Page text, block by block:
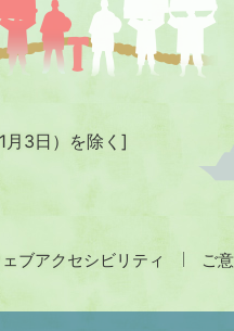
月3日）を除く]
ブアクセシビリティ ご